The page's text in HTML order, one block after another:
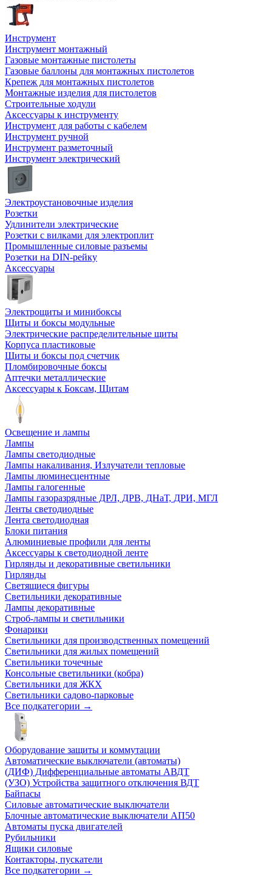
Инструмент
Инструмент монтажный
Газовые монтажные пистолеты
Газовые баллоны для монтажных пистолетов
Крепеж для монтажных пистолетов
Монтажные изделия для пистолетов
Строительные ходули
Аксессуары к инструменту
Инструмент для работы с кабелем
Инструмент ручной
Инструмент разметочный
Инструмент электрический
Электроустановочные изделия
Розетки
Удлинители электрические
Розетки с вилками для электроплит
Промышленные силовые разъемы
Розетки на DIN-рейку
Аксессуары
Электрощиты и минибоксы
Щиты и боксы модульные
Электрические распределительные щиты
Корпуса пластиковые
Щиты и боксы под счетчик
Пломбировочные боксы
Аптечки металлические
Аксессуары к Боксам, Щитам
Освещение и лампы
Лампы
Лампы светодиодные
Лампы накаливания, Излучатели тепловые
Лампы люминесцентные
Лампы галогенные
Лампы газоразрядные ДРЛ, ДРВ, ДНаТ, ДРИ, МГЛ
Ленты светодиодные
Лента светодиодная
Блоки питания
Алюминиевые профили для ленты
Аксессуары к светодиодной ленте
Гирлянды и декоративные светильники
Гирлянды
Светящиеся фигуры
Светильники декоративные
Лампы декоративные
Строб-лампы и светильники
Фонарики
Светильники для производственных помещений
Светильники для жилых помещений
Светильники точечные
Консольные светильники (кобра)
Светильники для ЖКХ
Светильники садово-парковые
Все подкатегории →
Оборудование защиты и коммутации
Автоматические выключатели (автоматы)
(ДИФ) Дифференциальные автоматы АВДТ
(УЗО) Устройства защитного отключения ВДТ
Байпасы
Силовые автоматические выключатели
Блочные автоматические выключатели АП50
Автоматы пуска двигателей
Рубильники
Ящики силовые
Контакторы, пускатели
Все подкатегории →